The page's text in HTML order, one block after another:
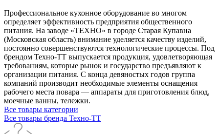
Профессиональное кухонное оборудование во многом
определяет эффективность предприятия общественного
питания. На заводе «ТЕХНО» в городе Старая Купавна
(Московская область) внимание уделяется качеству изделий,
постоянно совершенствуются технологические процессы. Под
брендом Техно-ТТ выпускается продукция, удовлетворяющая
требованиям, которые рынок и государство предъявляют к
организации питания. С конца девяностых годов группа
компаний производит необходимые элементы оснащения
рабочего места повара — аппараты для приготовления блюд,
моечные ванны, тележки.
Все товары категории
Все товары бренда Техно-ТТ